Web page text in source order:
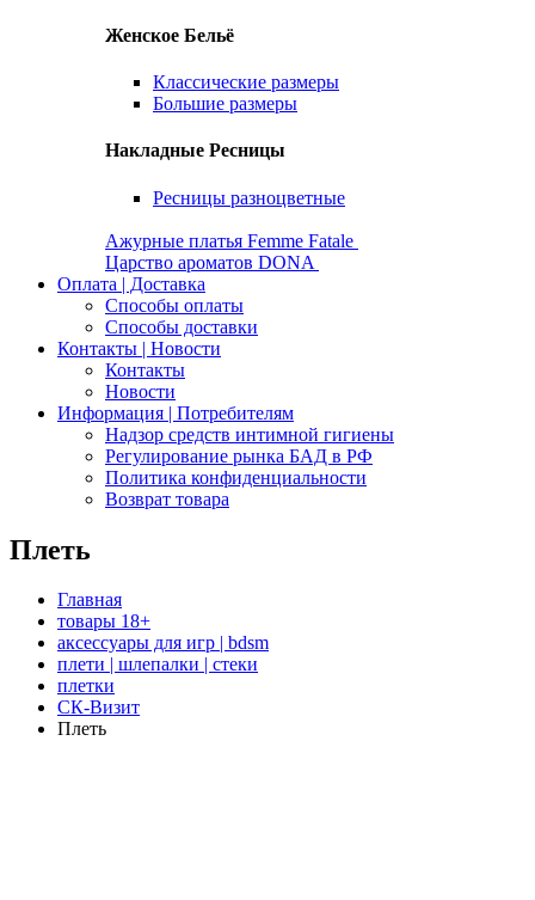
Женское Бельё
Классические размеры
Большие размеры
Накладные Ресницы
Ресницы разноцветные
Ажурные платья Femme Fatale
Царство ароматов DONA
Оплата | Доставка
Способы оплаты
Способы доставки
Контакты | Новости
Контакты
Новости
Информация | Потребителям
Надзор средств интимной гигиены
Регулирование рынка БАД в РФ
Политика конфиденциальности
Возврат товара
Плеть
Главная
товары 18+
аксессуары для игр | bdsm
плети | шлепалки | стеки
плетки
СК-Визит
Плеть